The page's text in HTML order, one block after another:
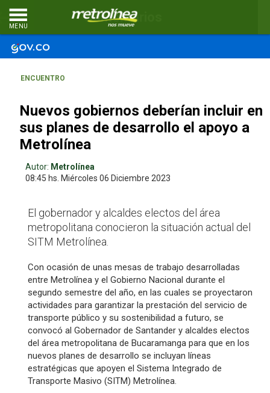
MENU
ENCUENTRO
Nuevos gobiernos deberían incluir en
sus planes de desarrollo el apoyo a
Metrolínea
Autor: Metrolínea
08:45 hs. Miércoles 06 Diciembre 2023
El gobernador y alcaldes electos del área
metropolitana conocieron la situación actual del
SITM Metrolínea.
Con ocasión de unas mesas de trabajo desarrolladas
entre Metrolínea y el Gobierno Nacional durante el
segundo semestre del año, en las cuales se proyectaron
actividades para garantizar la prestación del servicio de
transporte público y su sostenibilidad a futuro, se
convocó al Gobernador de Santander y alcaldes electos
del área metropolitana de Bucaramanga para que en los
nuevos planes de desarrollo se incluyan líneas
estratégicas que apoyen el Sistema Integrado de
Transporte Masivo (SITM) Metrolínea.
Comentarios